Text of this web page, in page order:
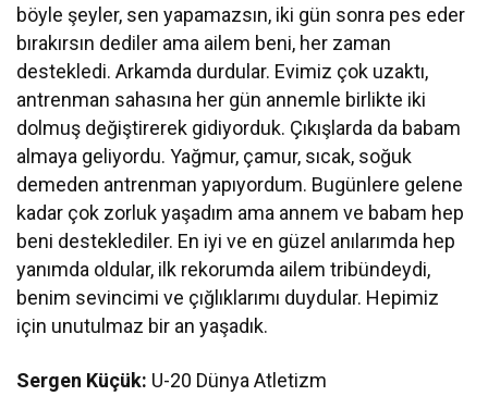
böyle şeyler, sen yapamazsın, iki gün sonra pes eder
bırakırsın dediler ama ailem beni, her zaman
destekledi. Arkamda durdular. Evimiz çok uzaktı,
antrenman sahasına her gün annemle birlikte iki
dolmuş değiştirerek gidiyorduk. Çıkışlarda da babam
almaya geliyordu. Yağmur, çamur, sıcak, soğuk
demeden antrenman yapıyordum. Bugünlere gelene
kadar çok zorluk yaşadım ama annem ve babam hep
beni desteklediler. En iyi ve en güzel anılarımda hep
yanımda oldular, ilk rekorumda ailem tribündeydi,
benim sevincimi ve çığlıklarımı duydular. Hepimiz
için unutulmaz bir an yaşadık.
Sergen Küçük: U-20 Dünya Atletizm